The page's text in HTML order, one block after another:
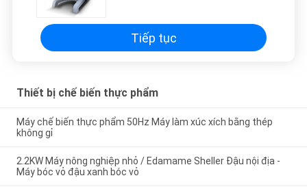
Tiếp tục
Thiết bị chế biến thực phẩm
Máy chế biến thực phẩm 50Hz Máy làm xúc xích bằng thép
không gỉ
2.2KW Máy nông nghiệp nhỏ / Edamame Sheller Đậu nội địa -
Máy bóc vỏ đậu xanh bóc vỏ